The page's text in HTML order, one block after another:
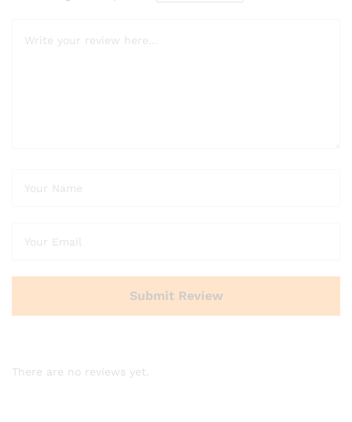
There are no reviews yet.